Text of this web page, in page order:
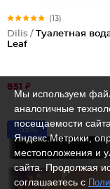
(13)
Dilis / Туалетная
Leaf
851 ₽
-55%
Мы используем
аналогичные
посещаемости
Яндекс.Метрики,
местоположения и
сайта. Продолжая
соглашаетесь с